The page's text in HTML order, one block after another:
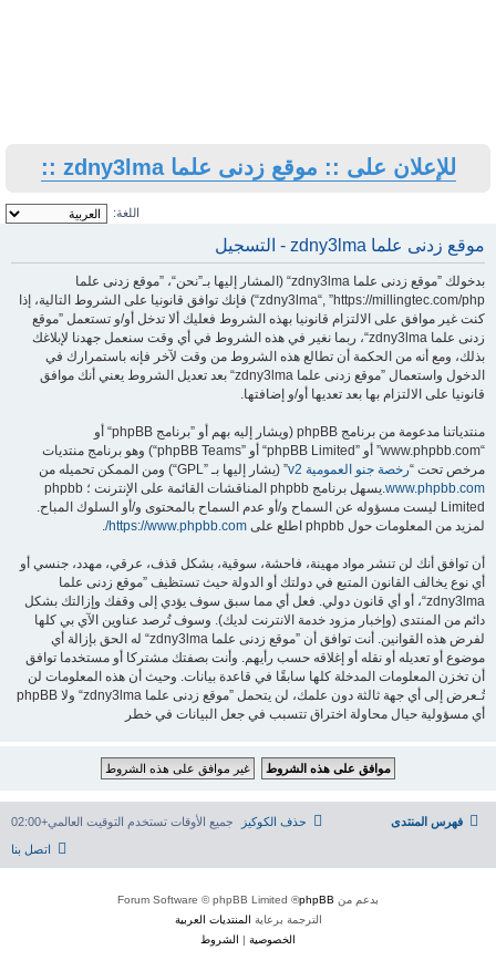
للإعلان على :: موقع زدنى علما zdny3lma ::
اللغة:
موقع زدنى علما zdny3lma - التسجيل
بدخولك ”موقع زدنى علما zdny3lma“ (المشار إليها بـ”نحن“، ”موقع زدنى علما
zdny3lma“, ”https://millingtec.com/php“) فإنك توافق قانونيا على الشروط التالية، إذا
كنت غير موافق على الالتزام قانونيا بهذه الشروط فعليك ألا تدخل أو/و تستعمل ”موقع
زدنى علما zdny3lma“، ربما نغير في هذه الشروط في أي وقت سنعمل جهدنا لإبلاغك
بذلك، ومع أنه من الحكمة أن تطالع هذه الشروط من وقت لآخر فإنه باستمرارك في
الدخول واستعمال ”موقع زدنى علما zdny3lma“ بعد تعديل الشروط يعني أنك موافق
قانونيا على الالتزام بها بعد تعديها أو/و إضافتها.
منتدياتنا مدعومة من برنامج phpBB (ويشار إليه بهم أو ”برنامج phpBB“ أو
“www.phpbb.com” أو ”phpBB Limited“ أو ”phpBB Teams“) وهو برنامج منتديات
مرخص تحت “رخصة جنو العمومية v2
” (يشار إليها بـ ”GPL“) ومن الممكن تحميله من
www.phpbb.com
.يسهل برنامج phpbb المناقشات القائمة على الإنترنت ؛ phpbb
Limited ليست مسؤوله عن السماح و/أو عدم السماح بالمحتوى و/أو السلوك المباح.
لمزيد من المعلومات حول phpbb اطلع على
https://www.phpbb.com/
.
أن توافق أنك لن تنشر مواد مهينة، فاحشة، سوقية، بشكل قذف، عرقي، مهدد، جنسي أو
أي نوع يخالف القانون المتبع في دولتك أو الدولة حيث تستظيف ”موقع زدنى علما
zdny3lma“، أو أي قانون دولي. فعل أي مما سبق سوف يؤدي إلى وقفك وإزالتك بشكل
دائم من المنتدى (وإخبار مزود خدمة الانترنت لديك). وسوف تُرصد عناوين الآي بي كلها
لفرض هذه القوانين. أنت توافق أن ”موقع زدنى علما zdny3lma“ له الحق بإزالة أي
موضوع أو تعديله أو نقله أو إغلاقه حسب رأيهم. وأنت بصفتك مشتركا أو مستخدما توافق
أن تخزن المعلومات المدخلة كلها سابقًا في قاعدة بيانات. وحيث أن هذه المعلومات لن
تُـعرض إلى أي جهة ثالثة دون علمك، لن يتحمل ”موقع زدنى علما zdny3lma“ ولا phpBB
أي مسؤولية حيال محاولة اختراق تتسبب في جعل البيانات في خطر
فهرس المنتدى جميع الأوقات تستخدم التوقيت العالمي+02:00 حذف الكوكيز
اتصل بنا
بدعم من phpBB
® Forum Software © phpBB Limited
الترجمة برعاية المنتديات العربية
الخصوصية | الشروط